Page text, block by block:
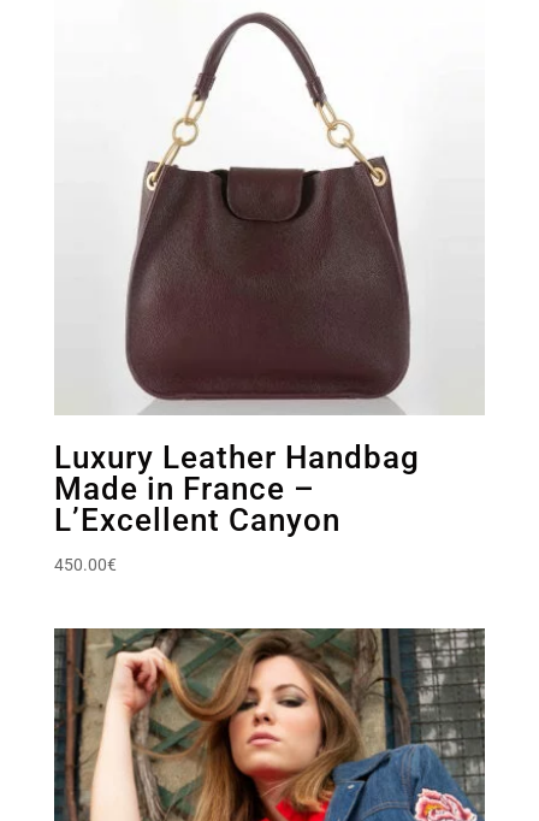
Luxury Leather Handbag
Made in France –
L’Excellent Canyon
450.00€